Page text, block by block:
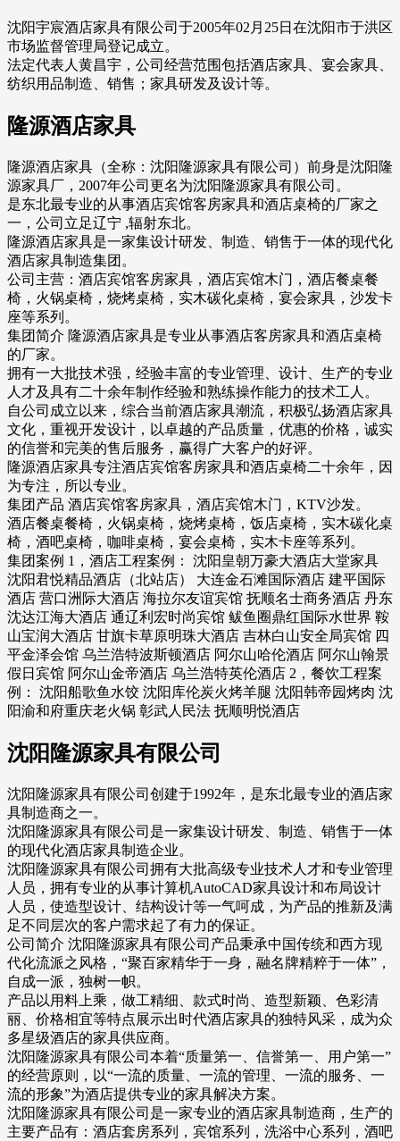
沈阳宇宸酒店家具有限公司于2005年02月25日在沈阳市于洪区
市场监督管理局登记成立。
法定代表人黄昌宇，公司经营范围包括酒店家具、宴会家具、
纺织用品制造、销售；家具研发及设计等。
隆源酒店家具
隆源酒店家具（全称：沈阳隆源家具有限公司）前身是沈阳隆
源家具厂，2007年公司更名为沈阳隆源家具有限公司。
是东北最专业的从事酒店宾馆客房家具和酒店桌椅的厂家之
一，公司立足辽宁 ,辐射东北。
隆源酒店家具是一家集设计研发、制造、销售于一体的现代化
酒店家具制造集团。
公司主营：酒店宾馆客房家具，酒店宾馆木门，酒店餐桌餐
椅，火锅桌椅，烧烤桌椅，实木碳化桌椅，宴会家具，沙发卡
座等系列。
集团简介 隆源酒店家具是专业从事酒店客房家具和酒店桌椅
的厂家。
拥有一大批技术强，经验丰富的专业管理、设计、生产的专业
人才及具有二十余年制作经验和熟练操作能力的技术工人。
自公司成立以来，综合当前酒店家具潮流，积极弘扬酒店家具
文化，重视开发设计，以卓越的产品质量，优惠的价格，诚实
的信誉和完美的售后服务，赢得广大客户的好评。
隆源酒店家具专注酒店宾馆客房家具和酒店桌椅二十余年，因
为专注，所以专业。
集团产品 酒店宾馆客房家具，酒店宾馆木门，KTV沙发。
酒店餐桌餐椅，火锅桌椅，烧烤桌椅，饭店桌椅，实木碳化桌
椅，酒吧桌椅，咖啡桌椅，宴会桌椅，实木卡座等系列。
集团案例 1，酒店工程案例： 沈阳皇朝万豪大酒店大堂家具
沈阳君悦精品酒店（北站店） 大连金石滩国际酒店 建平国际
酒店 营口洲际大酒店 海拉尔友谊宾馆 抚顺名士商务酒店 丹东
沈达江海大酒店 通辽利宏时尚宾馆 鲅鱼圈鼎红国际水世界 鞍
山宝润大酒店 甘旗卡草原明珠大酒店 吉林白山安全局宾馆 四
平金泽会馆 乌兰浩特波斯顿酒店 阿尔山哈伦酒店 阿尔山翰景
假日宾馆 阿尔山金帝酒店 乌兰浩特英伦酒店 2，餐饮工程案
例： 沈阳船歌鱼水饺 沈阳库伦炭火烤羊腿 沈阳韩帝园烤肉 沈
阳渝和府重庆老火锅 彰武人民法 抚顺明悦酒店
沈阳隆源家具有限公司
沈阳隆源家具有限公司创建于1992年，是东北最专业的酒店家
具制造商之一。
沈阳隆源家具有限公司是一家集设计研发、制造、销售于一体
的现代化酒店家具制造企业。
沈阳隆源家具有限公司拥有大批高级专业技术人才和专业管理
人员，拥有专业的从事计算机AutoCAD家具设计和布局设计
人员，使造型设计、结构设计等一气呵成，为产品的推新及满
足不同层次的客户需求起了有力的保证。
公司简介 沈阳隆源家具有限公司产品秉承中国传统和西方现
代化流派之风格，“聚百家精华于一身，融名牌精粹于一体”，
自成一派，独树一帜。
产品以用料上乘，做工精细、款式时尚、造型新颖、色彩清
丽、价格相宜等特点展示出时代酒店家具的独特风采，成为众
多星级酒店的家具供应商。
沈阳隆源家具有限公司本着“质量第一、信誉第一、用户第一”
的经营原则，以“一流的质量、一流的管理、一流的服务、一
流的形象”为酒店提供专业的家具解决方案。
沈阳隆源家具有限公司是一家专业的酒店家具制造商，生产的
主要产品有：酒店套房系列，宾馆系列，洗浴中心系列，酒吧